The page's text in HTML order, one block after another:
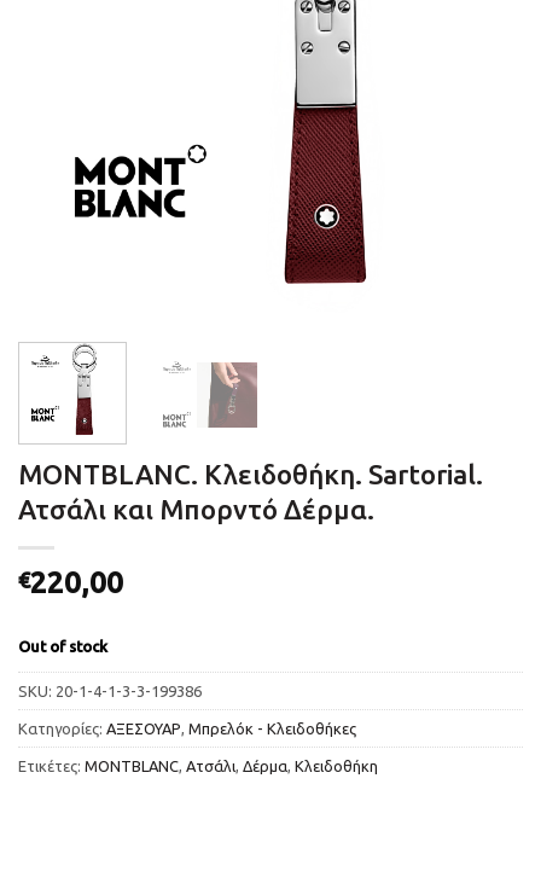
MONTBLANC. Κλειδοθήκη. Sartorial.
Ατσάλι και Μπορντό Δέρμα.
€220,00
Out of stock
SKU: 20-1-4-1-3-3-199386
Κατηγορίες: ΑΞΕΣΟΥΑΡ Μπρελόκ - Κλειδοθήκες
Ετικέτες: MONTBLANC Ατσάλι Δέρμα Κλειδοθήκη